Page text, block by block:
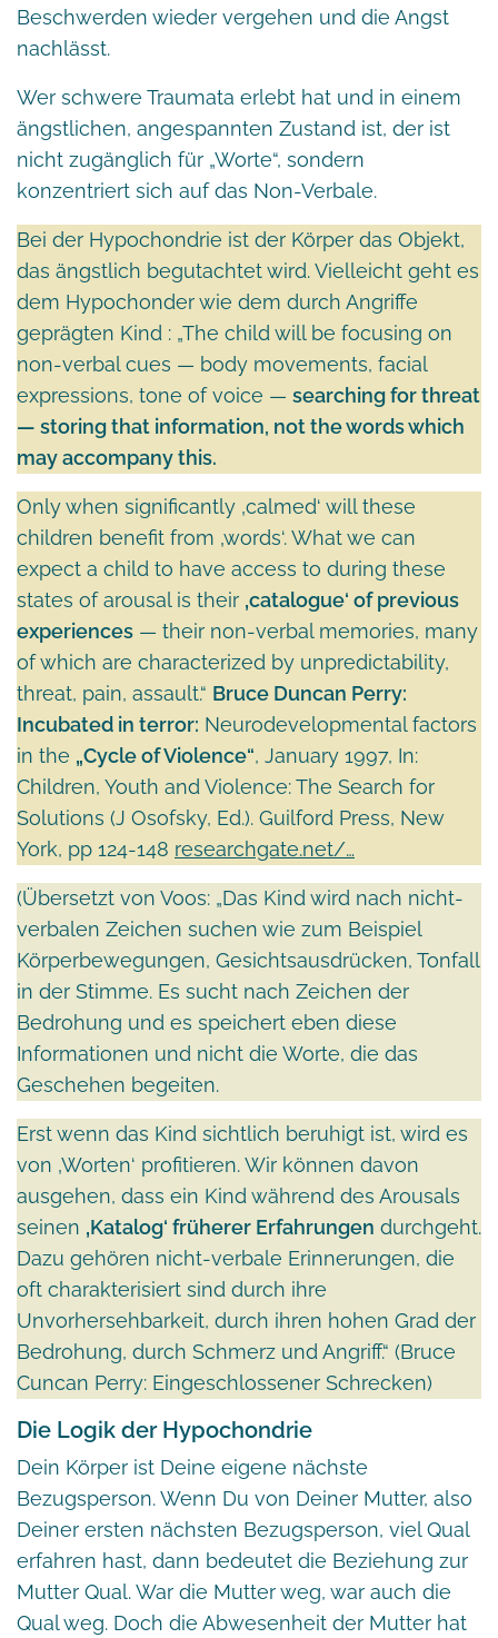
Beschwerden wieder vergehen und die Angst
nachlässt.
Wer schwere Traumata erlebt hat und in einem
ängstlichen, angespannten Zustand ist, der ist
nicht zugänglich für „Worte“, sondern
konzentriert sich auf das Non-Verbale.
Bei der Hypochondrie ist der Körper das Objekt,
das ängstlich begutachtet wird. Vielleicht geht es
dem Hypochonder wie dem durch Angriffe
geprägten Kind : „The child will be focusing on
non-verbal cues — body movements, facial
expressions, tone of voice — searching for threat
— storing that information, not the words which
may accompany this.
Only when significantly ‚calmed‘ will these
children benefit from ‚words‘. What we can
expect a child to have access to during these
states of arousal is their ‚catalogue‘ of previous
experiences — their non-verbal memories, many
of which are characterized by unpredictability,
threat, pain, assault.“ Bruce Duncan Perry:
Incubated in terror: Neurodevelopmental factors
in the „Cycle of Violence“, January 1997, In:
Children, Youth and Violence: The Search for
Solutions (J Osofsky, Ed.). Guilford Press, New
York, pp 124-148 researchgate.net/…
(Übersetzt von Voos: „Das Kind wird nach nicht-
verbalen Zeichen suchen wie zum Beispiel
Körperbewegungen, Gesichtsausdrücken, Tonfall
in der Stimme. Es sucht nach Zeichen der
Bedrohung und es speichert eben diese
Informationen und nicht die Worte, die das
Geschehen begeiten.
Erst wenn das Kind sichtlich beruhigt ist, wird es
von ‚Worten‘ profitieren. Wir können davon
ausgehen, dass ein Kind während des Arousals
seinen ‚Katalog‘ früherer Erfahrungen durchgeht.
Dazu gehören nicht-verbale Erinnerungen, die
oft charakterisiert sind durch ihre
Unvorhersehbarkeit, durch ihren hohen Grad der
Bedrohung, durch Schmerz und Angriff.“ (Bruce
Cuncan Perry: Eingeschlossener Schrecken)
Die Logik der Hypochondrie
Dein Körper ist Deine eigene nächste
Bezugsperson. Wenn Du von Deiner Mutter, also
Deiner ersten nächsten Bezugsperson, viel Qual
erfahren hast, dann bedeutet die Beziehung zur
Mutter Qual. War die Mutter weg, war auch die
Qual weg. Doch die Abwesenheit der Mutter hat